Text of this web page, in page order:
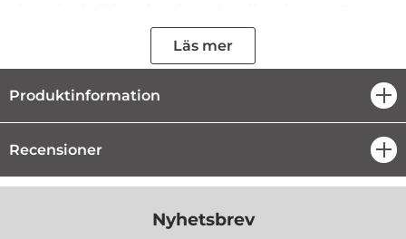
Produktfunktion:
Exakt gjorda
Lätt att montera och demontera
Kit innehåller:
1 x Spigen Rugged Armor Case
Läs mer
Produktinformation
Recensioner
Nyhetsbrev